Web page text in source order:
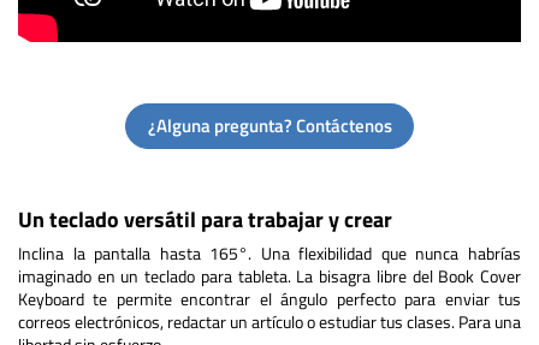
¿Alguna pregunta? Contáctenos
Un teclado versátil para trabajar y crear
Inclina la pantalla hasta 165°. Una flexibilidad que nunca habrías
imaginado en un teclado para tableta. La bisagra libre del Book Cover
Keyboard te permite encontrar el ángulo perfecto para enviar tus
correos electrónicos, redactar un artículo o estudiar tus clases. Para una